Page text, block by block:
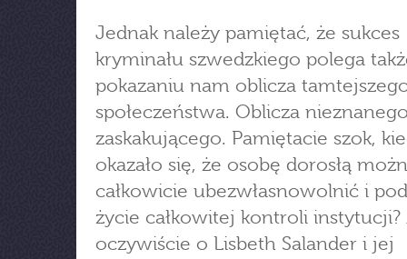
Jednak należy pamiętać, że sukces
kryminału szwedzkiego polega
pokazaniu nam oblicza
społeczeństwa. Oblicza
zaskakującego. Pamiętacie szok,
okazało się, że osobę dorosłą
całkowicie ubezwłasnowolnić i
życie całkowitej kontroli instytucji?
oczywiście o Lisbeth Salander i jej